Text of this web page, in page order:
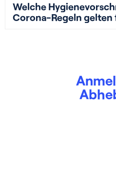
Welche
Corona-Regeln gelten